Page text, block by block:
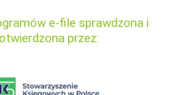
e-file sprawdzona i
przez: